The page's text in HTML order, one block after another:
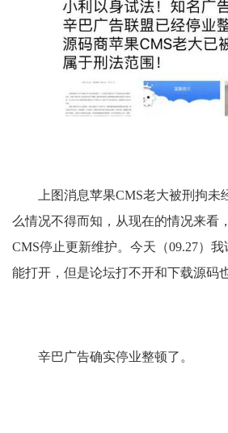
上图消息苹果CMS老大被刑拘未
么情况不得而知，从现在的情况来看
CMS停止更新维护。今天（09.27）
能打开，但是论坛打不开和下载源码
辛巴广告确实停业整顿了。